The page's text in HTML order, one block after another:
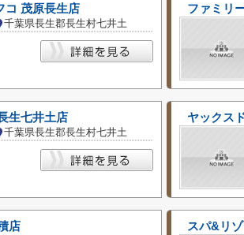
コ 茂原長生店
千葉県長生郡長生村七井土
ファミリ
生七井土店
千葉県長生郡長生村七井土
ヤックス
店 スパ&リ